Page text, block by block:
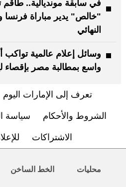
في سابقة مونديالية.. طاقم
"خالص" يدير مباراة
النهائي
وسائل إعلام عالمية تواكب
واسع بمطالبة مصر بإقصاء
تعرف إلى الإمارات اليوم
الشروط والأحكام سياسة
الاشتراكات
محليات الخط الساخن